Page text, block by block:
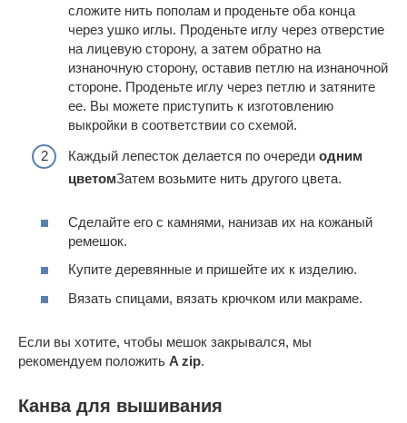
сложите нить пополам и проденьте оба конца
через ушко иглы. Проденьте иглу через отверстие
на лицевую сторону, а затем обратно на
изнаночную сторону, оставив петлю на изнаночной
стороне. Проденьте иглу через петлю и затяните
ее. Вы можете приступить к изготовлению
выкройки в соответствии со схемой.
Каждый лепесток делается по очереди одним
цветомЗатем возьмите нить другого цвета.
Сделайте его с камнями, нанизав их на кожаный
ремешок.
Купите деревянные и пришейте их к изделию.
Вязать спицами, вязать крючком или макраме.
Если вы хотите, чтобы мешок закрывался, мы
рекомендуем положить A zip.
Канва для вышивания